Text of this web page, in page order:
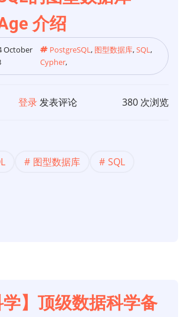
介绍
October
PostgreSQL, 图型数据库,SQL,
Cypher,
登录发表评论 380 次浏览
图型数据库
SQL
学】顶级数据科学备